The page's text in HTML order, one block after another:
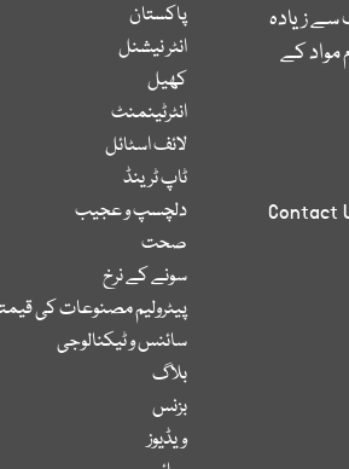
سے زیادہ
مواد کے
Contact
پاکستان
انٹر نیشنل
کھیل
انٹرٹینمنٹ
لائف اسٹائل
ٹاپ ٹرینڈ
دلچسپ و عجیب
صحت
سونے کے نرخ
پیٹرولیم مصنوعات کی
سائنس و ٹیکنالوجی
بلاگ
بزنس
ویڈیوز